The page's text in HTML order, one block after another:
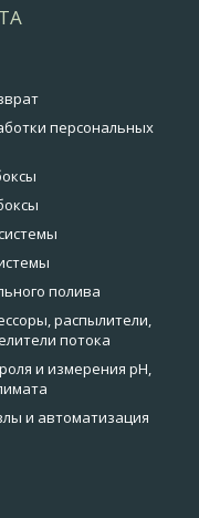
персональных
полива
распылители,
потока
и измерения pH,
и автоматизация